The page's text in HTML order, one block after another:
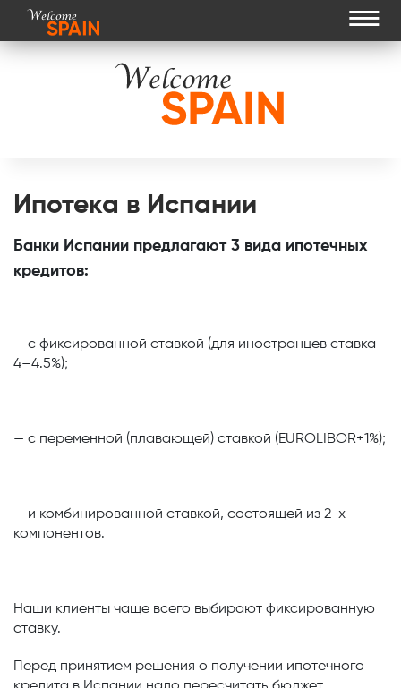
≡
Ипотека в Испании
Банки Испании предлагают 3 вида ипотечных
кредитов:
— с фиксированной ставкой (для иностранцев ставка
4–4.5%);
— с переменной (плавающей) ставкой (EUROLIBOR+1%);
— и комбинированной ставкой, состоящей из 2-х
компонентов.
Наши клиенты чаще всего выбирают фиксированную
ставку.
Перед принятием решения о получении ипотечного